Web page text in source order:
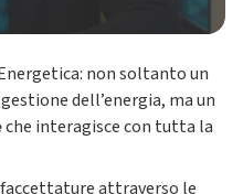
non soltanto un
dell’energia, ma un
che interagisce con tutta la
attraverso le